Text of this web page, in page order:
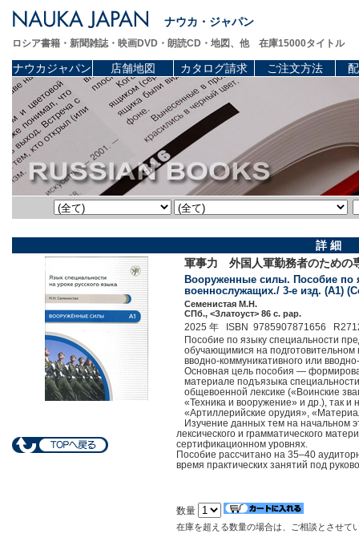
ナウカ・ジャパン
ロシア書籍・新聞雑誌・映画DVD・朗読CD・地図、他 在庫15000タイトル
ナウカジャパン 店舗地図 カタログ請求 ご注文方法
詳 細
軍事力 外国人軍勤務者のための
Вооруженные силы. Пособие по
военнослужащих./ 3-е изд. (A1)
Семенистая М.Н.
СПб., <Златоуст> 86 c. pap.
2025 年 ISBN 9785907871656
Пособие по языку специальности
обучающимися на подготовительном
вводно-коммуникативного или
Основная цель пособия —
материале подъязыка
общевоенной лексике («Воинские
«Техника и вооружение» и др.), так
«Артиллерийские орудия»,
Изучение данных тем на начальном
лексического и грамматического
сертификационном уровнях.
Пособие рассчитано на 35–40
время практических занятий под
数量
在庫を超える数量の場合は、ご相談とさせて